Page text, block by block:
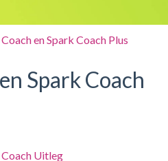
en Spark Coach Plus
Spark Coach
Uitleg